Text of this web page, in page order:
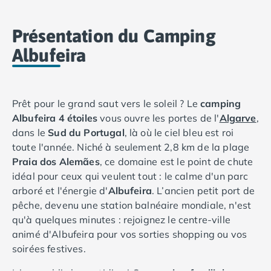
Camping Calvados
Camping Cabourg
Camping Caen
Camping Ouistreham
Camping Manche
Camping Mont Saint Michel
Camping Bretagne
Camping Côtes d'Armor
Camping Erquy
Camping Saint-Cast-le-Guildo
Camping Finistère
Camping Benodet
Camping Brest
Camping Carantec
Présentation du Camping
Albufeira
Prêt pour le grand saut vers le soleil ? Lecamping
Albufeira 4 étoiles vous ouvre les portes de l'Algarve,
dans leSud du Portugal, là où le ciel bleu est roi
toute l'année. Niché à seulement 2,8 km de la plage
Praia dos Alemães, ce domaine est le point de chute
idéal pour ceux qui veulent tout : le calme d'un parc
arboré et l'énergie d'Albufeira. L’ancien petit port de
pêche, devenu une station balnéaire mondiale, n'est
qu'à quelques minutes : rejoignez le centre-ville
animé d'Albufeira pour vos sorties shopping ou vos
soirées festives.